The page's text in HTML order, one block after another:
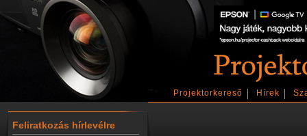
Projektorkereső Hírek
Feliratkozás hírlevélre